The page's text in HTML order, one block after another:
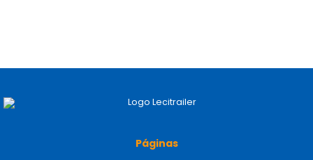
Páginas